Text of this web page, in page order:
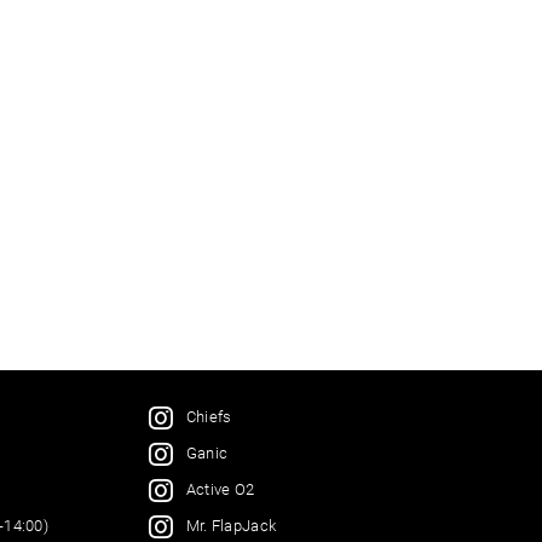
14:00)
Chiefs
Ganic
Active O2
Mr. FlapJack